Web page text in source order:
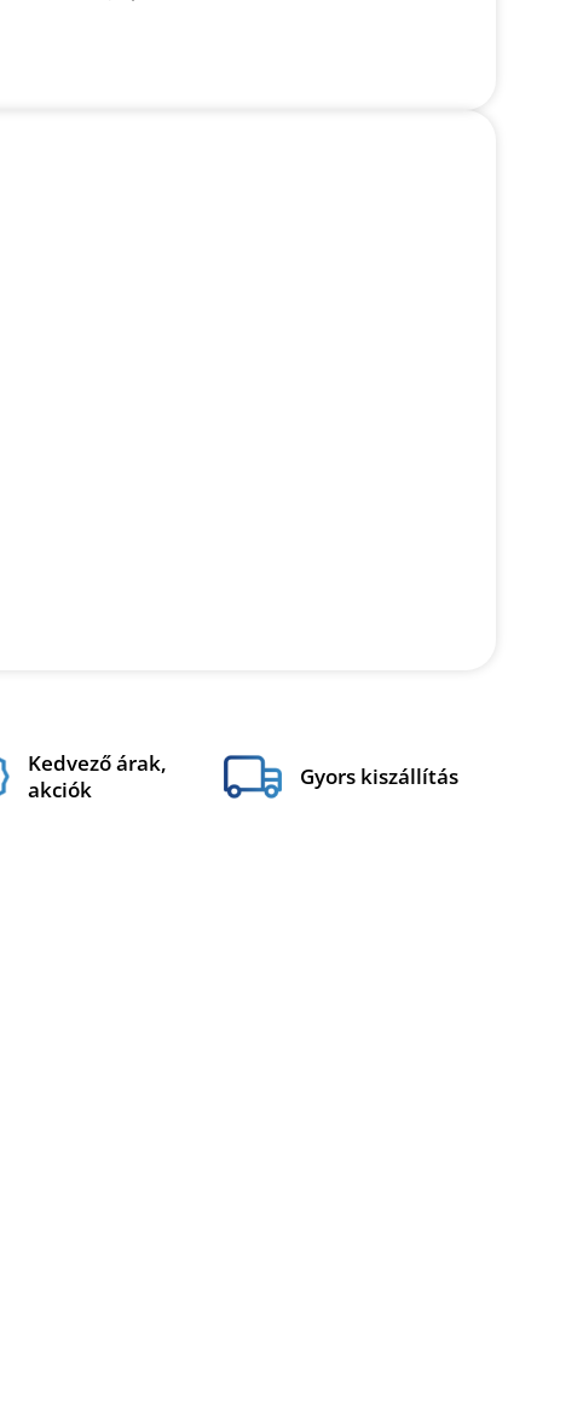
Kedvező árak,
akciók
Gyors kiszállítás